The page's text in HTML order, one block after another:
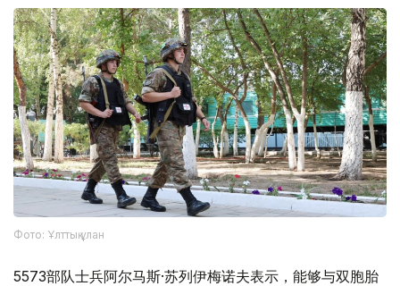
Фото: Ұлттық ұлан
5573部队士兵阿尔马斯·苏列伊梅诺夫表示，能够与双胞胎